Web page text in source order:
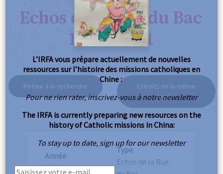
Echos de la Rue du Bac
1928 n°161
Retour à la recherche
Extraits de la même
année
Année
1928
Type
Echos de la Rue
L’IRFA vous prépare actuellement de nouvelles
ressources sur l’histoire des missions catholiques en
Chine :
Pour ne rien rater, inscrivez-vous à notre newsletter
The IRFA is currently preparing new resources on the
history of Catholic missions in China:
To stay up to date, sign up for our newsletter